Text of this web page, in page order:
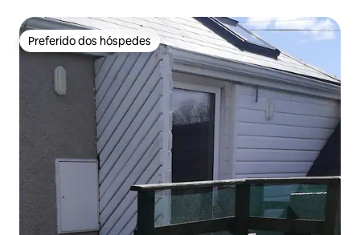
Preferido dos hóspedes
Preferido dos hóspedes